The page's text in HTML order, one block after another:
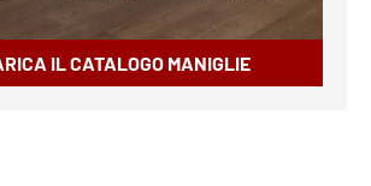
IL CATALOGO MANIGLIE